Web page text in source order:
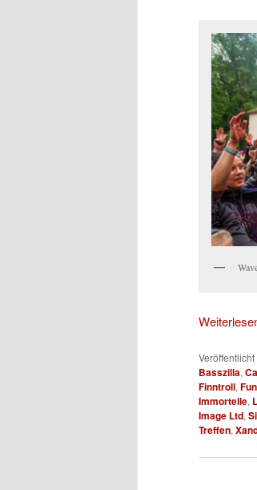
Basszilla,
Finntroll,
Immortelle,
Image Ltd,
Treffen,